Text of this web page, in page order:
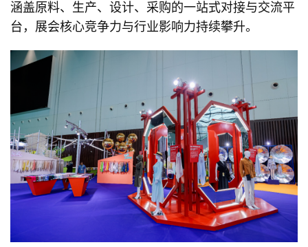
涵盖原料、生产、设计、采购的一站式对接与交流平
台，展会核心竞争力与行业影响力持续攀升。